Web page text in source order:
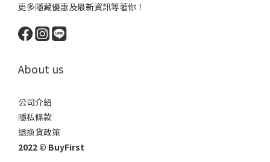
更多隱藏優惠及最新資訊等著你！
About us
公司介紹
隱私條款
退換貨政策
2022 © BuyFirst